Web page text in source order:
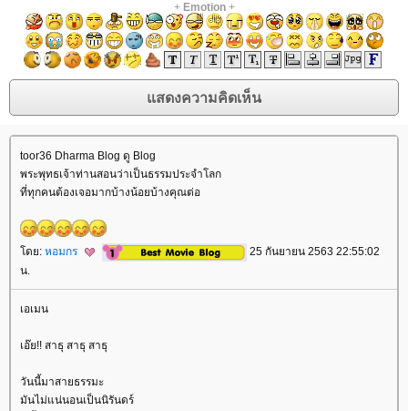
+ Emotion+
toor36 Dharma Blog ดู Blog
พระพุทธเจ้าท่านสอนว่าเป็นธรรมประจำโลก
ที่ทุกคนต้องเจอมากบ้างน้อยบ้างคุณต่อ
ดย: หอมกร
25 กันยายน 2563 22:55:02
น.
เอเมน
เอ๊ย!! สาธุ สาธุ สาธุ
วันนี้มาสายธรรมะ
มันไม่แน่นอนเป็นนิรันดร์